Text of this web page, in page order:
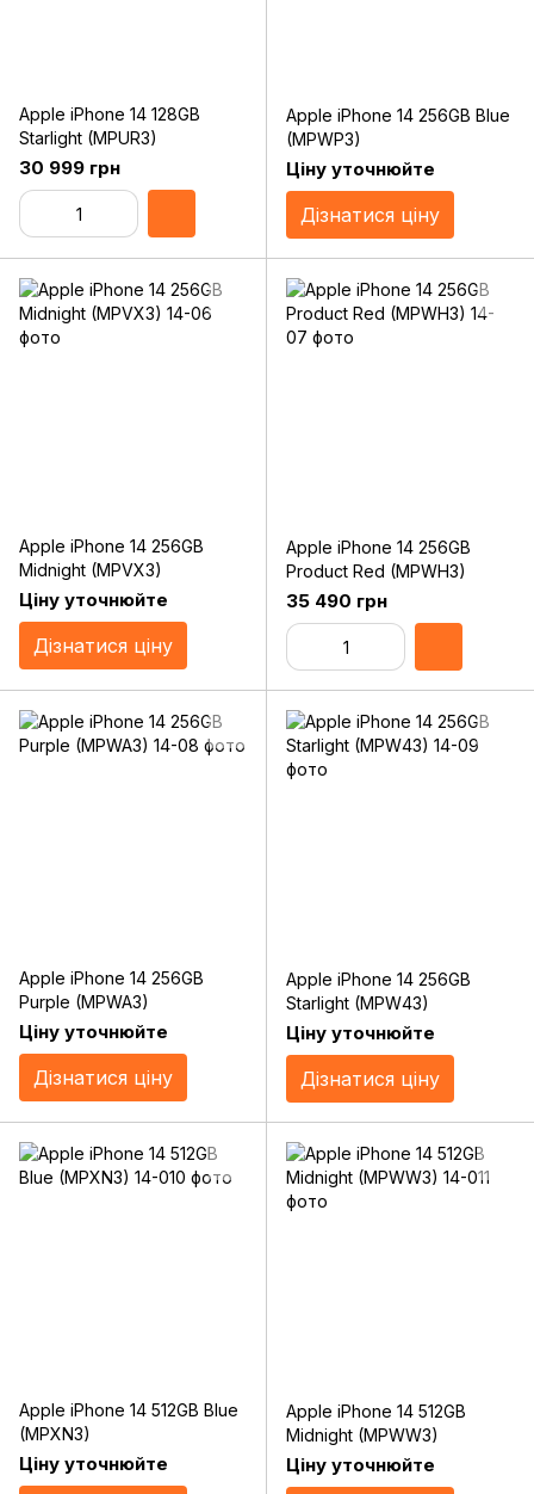
Apple iPhone 14 128GB
Starlight (MPUR3)
30 999 грн
Apple iPhone 14 256GB Blue
(MPWP3)
Ціну уточнюйте
Дізнатися ціну
Apple iPhone 14 256GB
Midnight (MPVX3)
Ціну уточнюйте
Дізнатися ціну
Apple iPhone 14 256GB
Product Red (MPWH3)
35 490 грн
Apple iPhone 14 256GB
Purple (MPWA3)
Ціну уточнюйте
Дізнатися ціну
Apple iPhone 14 256GB
Starlight (MPW43)
Ціну уточнюйте
Дізнатися ціну
Apple iPhone 14 512GB Blue
(MPXN3)
Ціну уточнюйте
Apple iPhone 14 512GB
Midnight (MPWW3)
Ціну уточнюйте